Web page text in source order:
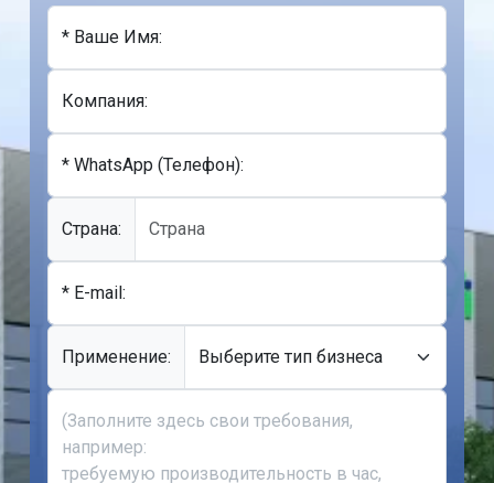
* Ваше Имя:
Компания:
* WhatsApp (Телефон):
Cтрана:
* E-mail:
Применение: